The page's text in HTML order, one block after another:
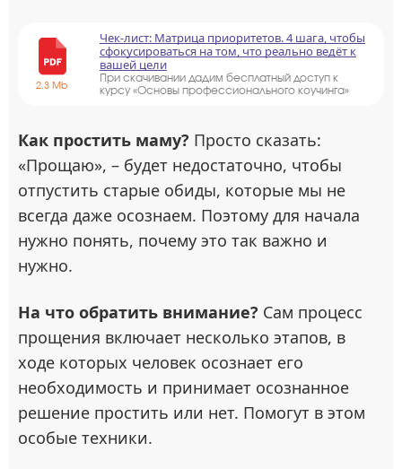
2.3 Mb
Чек-лист: Матрица приоритетов. 4 шага, чтобы
сфокусироваться на том, что реально ведёт к
вашей цели
При скачивании дадим бесплатный доступ к
курсу «Основы профессионального коучинга»
Как простить маму? Просто сказать:
«Прощаю», – будет недостаточно, чтобы
отпустить старые обиды, которые мы не
всегда даже осознаем. Поэтому для начала
нужно понять, почему это так важно и
нужно.
На что обратить внимание? Сам процесс
прощения включает несколько этапов, в
ходе которых человек осознает его
необходимость и принимает осознанное
решение простить или нет. Помогут в этом
особые техники.